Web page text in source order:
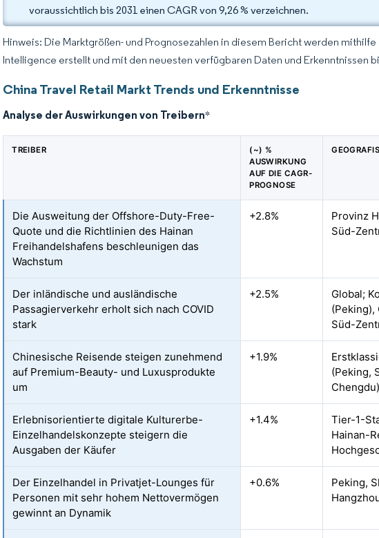
voraussichtlich bis 2031 einen CAGR von 9,26 % verzeichnen.
Hinweis: Die Marktgrößen- und Prognosezahlen in diesem Bericht werden
Intelligence erstellt und mit den neuesten verfügbaren Daten und Erkenntnissen
China Travel Retail Markt Trends und Erkenntnisse
Analyse der Auswirkungen von Treibern*
TREIBER
(~) %
AUSWIRKUNG
AUF DIE CAGR-
PROGNOSE
Die Ausweitung der Offshore-Duty-Free-
Quote und die Richtlinien des Hainan
Freihandelshafens beschleunigen das
Wachstum
+2.8%
Provinz
Süd-
Der inländische und ausländische
Passagierverkehr erholt sich nach COVID
stark
+2.5%
Global;
(Peking),
Süd-
Chinesische Reisende steigen zunehmend
auf Premium-Beauty- und Luxusprodukte
um
+1.9%
(Peking,
Erlebnisorientierte digitale Kulturerbe-
Einzelhandelskonzepte steigern die
Ausgaben der Käufer
+1.4%
Tier-1-
Hainan-
Der Einzelhandel in Privatjet-Lounges für
Personen mit sehr hohem Nettovermögen
gewinnt an Dynamik
+0.6%
Peking,